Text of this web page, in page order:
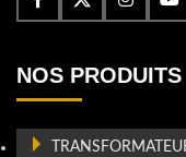
NOS PRODUITS